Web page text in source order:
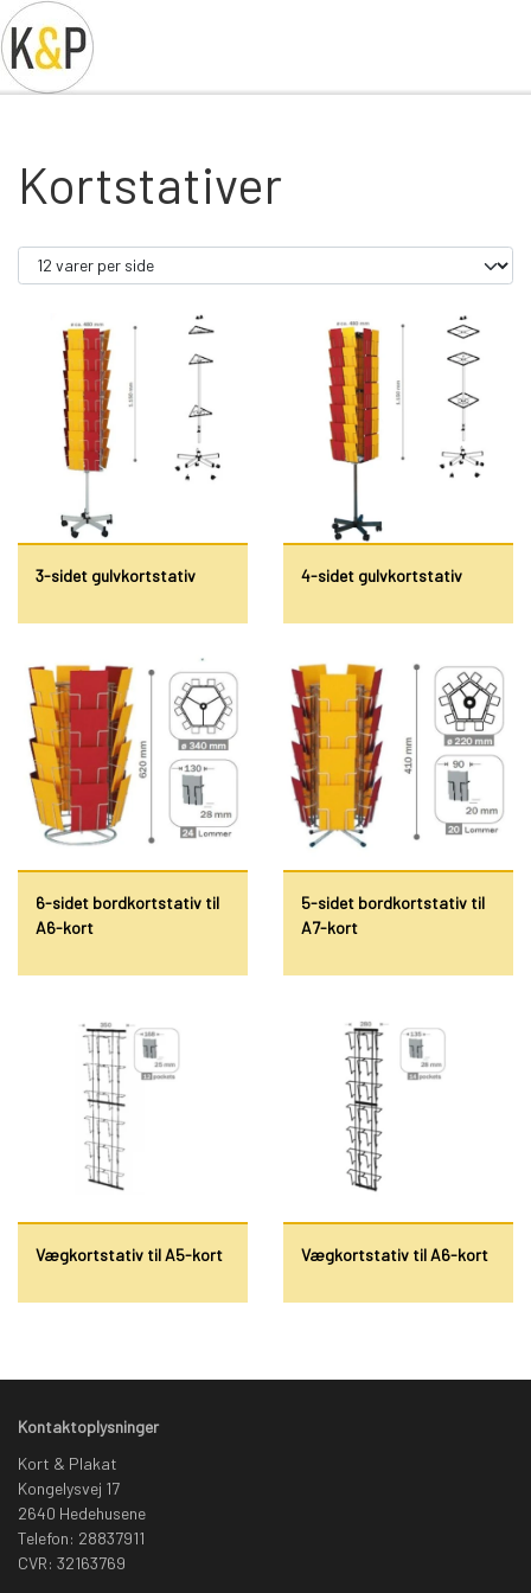
Kortstativer
3-sidet gulvkortstativ 4-sidet gulvkortstativ
6-sidet bordkortstativ til
A6-kort
5-sidet bordkortstativ til
A7-kort
Vægkortstativ til A5-kort Vægkortstativ til A6-kort
Kontaktoplysninger
Kort & Plakat
Kongelysvej 17
2640 Hedehusene
Telefon: 28837911
CVR: 32163769